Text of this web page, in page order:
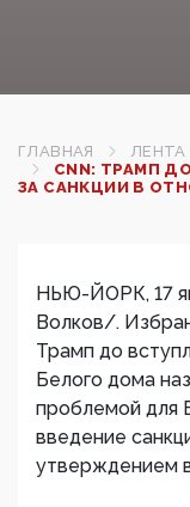
ГЛАВНАЯ
CNN: ТРАМП
ЗА САНКЦИИ В
НЬЮ-ЙОРК, 17
Волков/.
Трамп до
Белого дома
проблемой для
введение
утверждением